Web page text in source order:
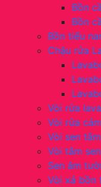
Bồn
Bồn
Bồn tiểu
Chậu rửa
Vòi rửa
Vòi rửa
Vòi sen
Vòi tắm
Sen âm
Vòi xả bồn